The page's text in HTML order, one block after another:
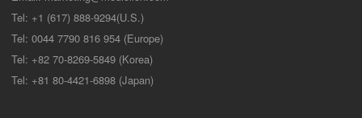
Tel: +1 (617) 888-9294(U.S.)
Tel: 0044 7790 816 954 (Europe)
Tel: +82 70-8269-5849 (Korea)
Tel: +81 80-4421-6898 (Japan)